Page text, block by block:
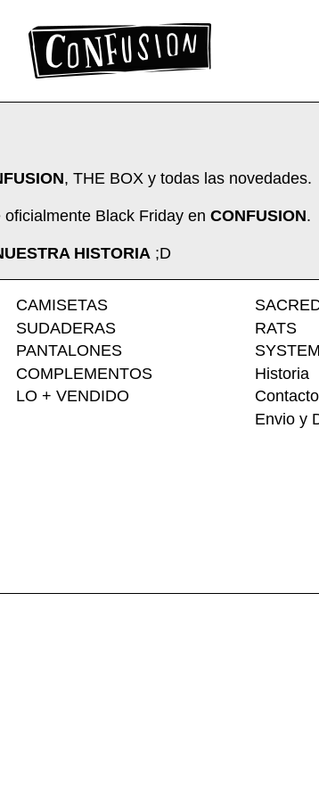
, THE BOX y todas las novedades.
Black Friday en CONFUSION.
HISTORIA ;D
CAMISETAS
SUDADERAS
PANTALONES
COMPLEMENTOS
LO + VENDIDO
RATS
Historia
Contacto
Envio y